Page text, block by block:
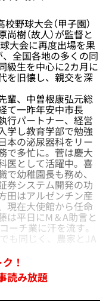
野球大会（甲子園）
樹（故人）が監督と
大会に再度出場を果
全国各地の多くの同
級生を中心に2カ月に
を旧懐し、親交を深
輩、中曽根康弘元総
て一昨年安中市長
行パートナー、経営
学し教育学部で勉強
本の泌尿器科をリー
で多忙に。菅は慶大
医として活躍中。喜
で幼稚園長も務め、
券システム開発の功
田はアルゼンチン産
現在大使館から任命
は平日にM＆A助言と
ーチ業に汗を流す。
も同じく、農家とJA
！
読み放題